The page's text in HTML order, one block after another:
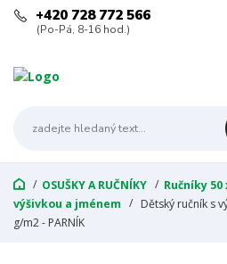
+420 728 772 566
(Po-Pá, 8-16 hod.)
OSUŠKY A RUČNÍKY Ručníky 50
výšivkou a jménem
Dětský ručník s
g/m2 - PARNÍK